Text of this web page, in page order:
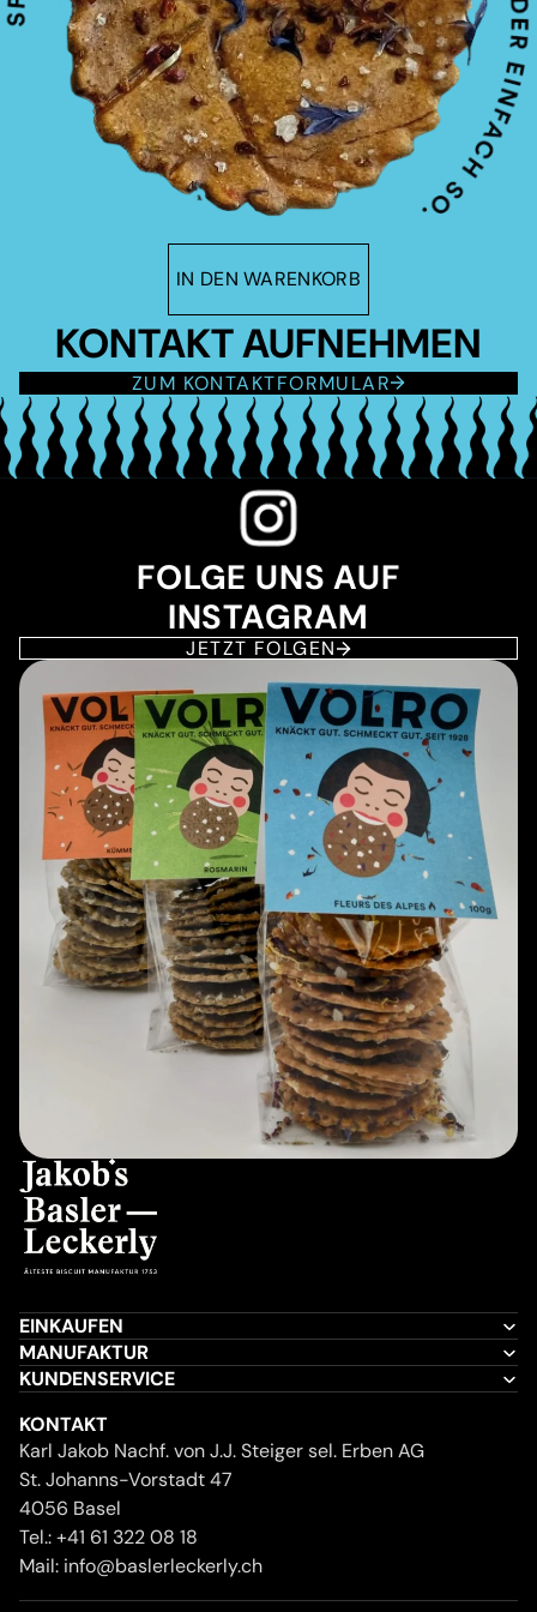
IN DEN WARENKORB
KONTAKT AUFNEHMEN
ZUM KONTAKTFORMULAR
FOLGE UNS AUF
INSTAGRAM
JETZT FOLGEN
EINKAUFEN
MANUFAKTUR
KUNDENSERVICE
KONTAKT
Karl Jakob Nachf. von J.J. Steiger sel. Erben AG
St. Johanns-Vorstadt 47
4056 Basel
Tel.:+41 61 322 08 18
Mail: info@baslerleckerly.ch